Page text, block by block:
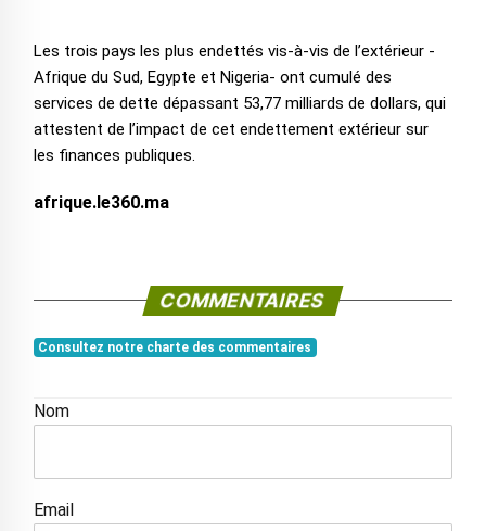
Les trois pays les plus endettés vis-à-vis de l’extérieur -
Afrique du Sud, Egypte et Nigeria- ont cumulé des
services de dette dépassant 53,77 milliards de dollars, qui
attestent de l’impact de cet endettement extérieur sur
les finances publiques.
afrique.le360.ma
COMMENTAIRES
Consultez notre charte des commentaires
Nom
Email